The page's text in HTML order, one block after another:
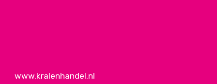
www.kralenhandel.nl